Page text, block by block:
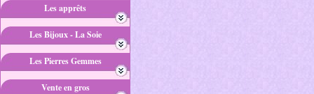
Les apprêts
Les Bijoux - La Soie
Les Pierres Gemmes
Vente en gros